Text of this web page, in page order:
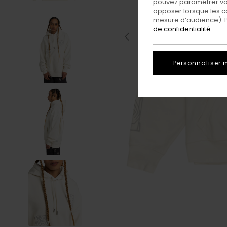
opposer lorsque les
mesure d’audience).
de confidentialité
Personnaliser